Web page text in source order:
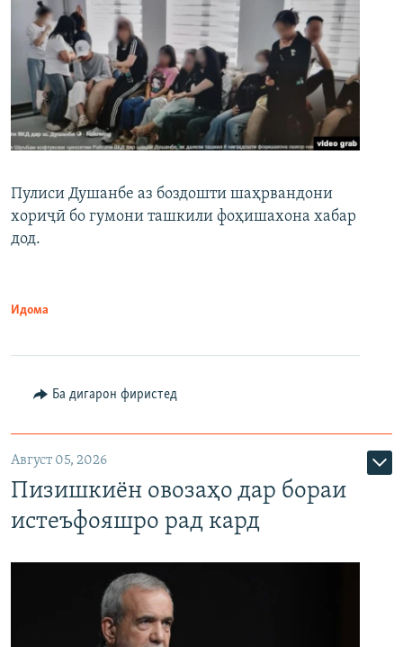
Пулиси Душанбе аз боздошти шаҳрвандони
хориҷӣ бо гумони ташкили фоҳишахона хабар
дод.
Идома
Ба дигарон фиристед
Август 05, 2026
Пизишкиён овозаҳо дар бораи
истеъфояшро рад кард